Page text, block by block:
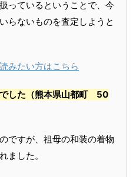
っているということで、今
らないものを査定しようと
みたい方はこちら
した （熊本県山都町 50
ですが、祖母の和装の着物
ました。